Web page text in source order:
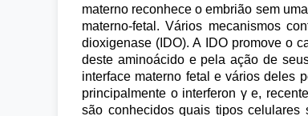
materno reconhece o embrião sem
materno-fetal. Vários mecanismos
dioxigenase (IDO). A IDO promove o
deste aminoácido e pela ação de
interface materno fetal e vários deles
principalmente o interferon γ e,
são conhecidos quais tipos celulares